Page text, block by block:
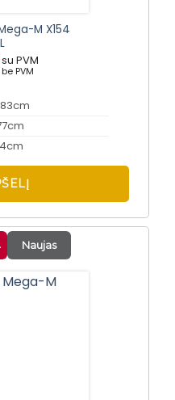
M X154
su PVM
be PVM
Naujas